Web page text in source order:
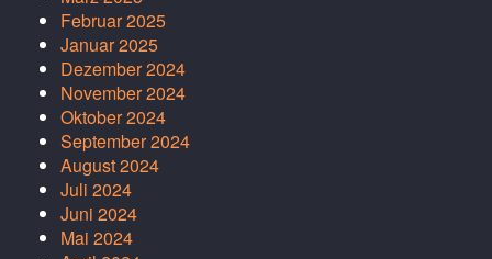
Februar 2025
Januar 2025
Dezember 2024
November 2024
Oktober 2024
September 2024
August 2024
Juli 2024
Juni 2024
Mai 2024